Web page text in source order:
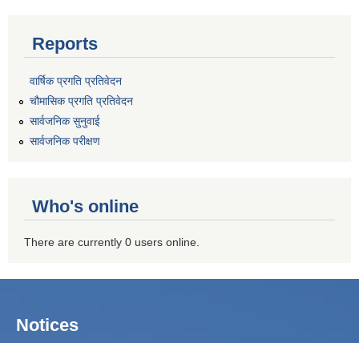
Reports
वार्षिक प्रगति प्रतिवेदन
चौमासिक प्रगति प्रतिवेदन
सार्वजनिक सुनुवाई
सार्वजनिक परीक्षण
Who's online
There are currently 0 users online.
Notices